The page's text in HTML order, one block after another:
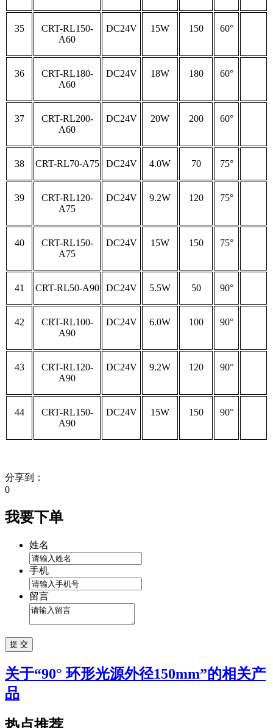
35
CRT-RL150-
A60
DC24V 15W 150 60°
36
CRT-RL180-
A60
DC24V 18W 180 60°
37
CRT-RL200-
A60
DC24V 20W 200 60°
38 CRT-RL70-A75 DC24V 4.0W 70 75°
39
CRT-RL120-
A75
DC24V 9.2W 120 75°
40
CRT-RL150-
A75
DC24V 15W 150 75°
41 CRT-RL50-A90 DC24V 5.5W 50 90°
42
CRT-RL100-
A90
DC24V 6.0W 100 90°
43
CRT-RL120-
A90
DC24V 9.2W 120 90°
44
CRT-RL150-
A90
DC24V 15W 150 90°
分享到：
0
我要下单
姓名
手机
留言
关于“90° 环形光源外径150mm”的相关产
品